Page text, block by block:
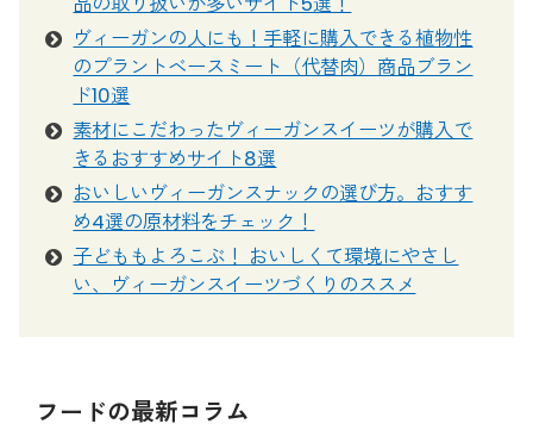
ヴィーガンの人にも！手軽に購入できる植物性
のプラントベースミート（代替肉）商品ブラン
ド10選
素材にこだわったヴィーガンスイーツが購入で
きるおすすめサイト8選
おいしいヴィーガンスナックの選び方。おすす
め4選の原材料をチェック！
子どももよろこぶ！ おいしくて環境にやさし
い、ヴィーガンスイーツづくりのススメ
フードの最新コラム